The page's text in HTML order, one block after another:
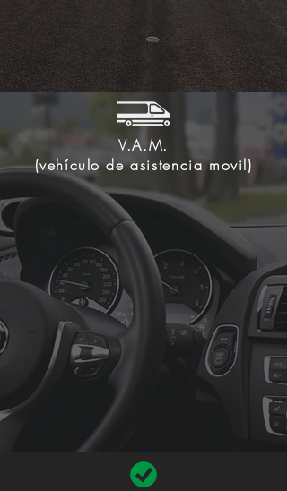
V.A.M.
(vehículo de asistencia movil)